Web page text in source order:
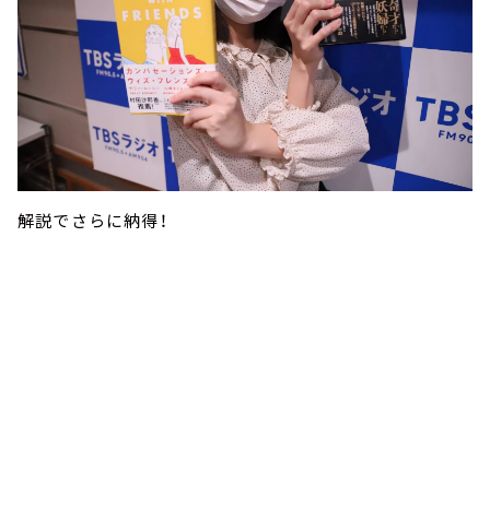
解説でさらに納得！